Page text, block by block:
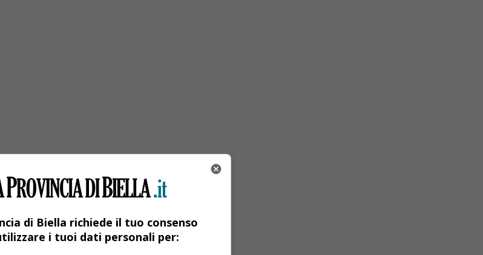
Biella
la “rinascita”
di Biella richiede il tuo consenso
i tuoi dati personali per: